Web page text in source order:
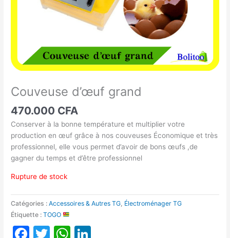
Couveuse d’œuf grand
470.000 CFA
Conserver à la bonne température et multiplier votre
production en œuf grâce à nos couveuses Économique et très
professionnel, elle vous permet d’avoir de bons œufs ,de
gagner du temps et d’être professionnel
Rupture de stock
Catégories :Accessoires & Autres TG Électroménager TG
Étiquette :TOGO
Facebook
TwitterWhatsApp